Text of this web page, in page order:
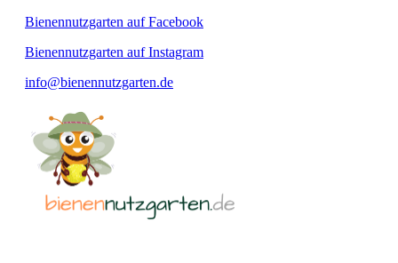
Bienennutzgarten auf Facebook
Bienennutzgarten auf Instagram
info@bienennutzgarten.de